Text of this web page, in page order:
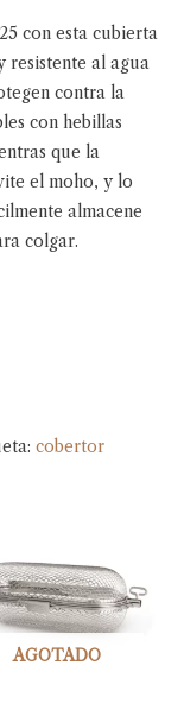
con esta cubierta
resistente al agua
contra la
con hebillas
que la
el moho, y lo
almacene
colgar.
cobertor
AGOTADO